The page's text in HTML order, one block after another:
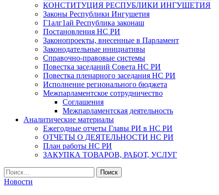
КОНСТИТУЦИЯ РЕСПУБЛИКИ ИНГУШЕТИЯ
Законы Республики Ингушетия
Г1алг1ай Республика законаш
Постановления НС РИ
Законопроекты, внесенные в Парламент
Законодательные инициативы
Справочно-правовые системы
Повестка заседаний Совета НС РИ
Повестка пленарного заседания НС РИ
Исполнение регионального бюджета
Межпарламентское сотрудничество
Соглашения
Межпарламентская деятельность
Аналитические материалы
Ежегодные отчеты Главы РИ в НС РИ
ОТЧЕТЫ О ДЕЯТЕЛЬНОСТИ НС РИ
План работы НС РИ
ЗАКУПКА ТОВАРОВ, РАБОТ, УСЛУГ
Найти:
Новости